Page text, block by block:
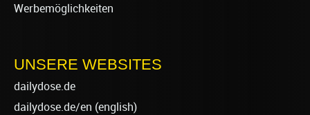
Werbemöglichkeiten
UNSERE WEBSITES
dailydose.de
dailydose.de/en (english)